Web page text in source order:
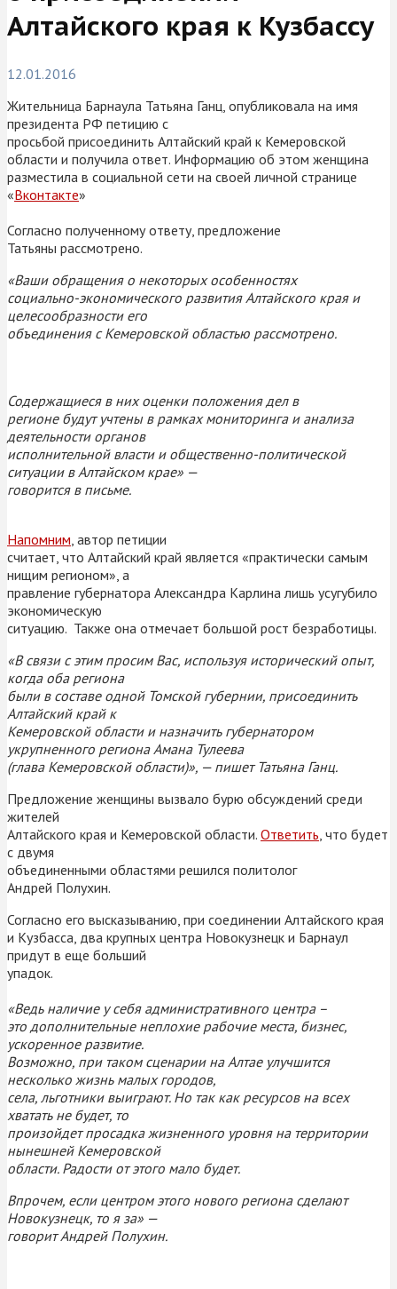
Алтайского края к Кузбассу
12.01.2016
Жительница Барнаула Татьяна Ганц, опубликовала на имя
президента РФ петицию с
просьбой присоединить Алтайский край к Кемеровской
области и получила ответ. Информацию об этом женщина
разместила в социальной сети на своей личной странице
«Вконтакте»
Согласно полученному ответу, предложение
Татьяны рассмотрено.
«Ваши обращения о некоторых особенностях
социально-экономического развития Алтайского края и
целесообразности его
объединения с Кемеровской областью рассмотрено.
Содержащиеся в них оценки положения дел в
регионе будут учтены в рамках мониторинга и анализа
деятельности органов
исполнительной власти и общественно-политической
ситуации в Алтайском крае» —
говорится в письме.
Напомним автор петиции
считает, что Алтайский край является «практически самым
нищим регионом», а
правление губернатора Александра Карлина лишь усугубило
экономическую
ситуацию. Также она отмечает большой рост безработицы.
«В связи с этим просим Вас, используя исторический опыт,
когда оба региона
были в составе одной Томской губернии, присоединить
Алтайский край к
Кемеровской области и назначить губернатором
укрупненного региона Амана Тулеева
(глава Кемеровской области)», — пишет Татьяна Ганц.
Предложение женщины вызвало бурю обсуждений среди
жителей
Алтайского края и Кемеровской области. Ответить , что будет
с двумя
объединенными областями решился политолог
Андрей Полухин.
Согласно его высказыванию, при соединении Алтайского края
и Кузбасса, два крупных центра Новокузнецк и Барнаул
придут в еще больший
упадок.
«Ведь наличие у себя административного центра –
это дополнительные неплохие рабочие места, бизнес,
ускоренное развитие.
Возможно, при таком сценарии на Алтае улучшится
несколько жизнь малых городов,
села, льготники выиграют. Но так как ресурсов на всех
хватать не будет, то
произойдет просадка жизненного уровня на территории
нынешней Кемеровской
области. Радости от этого мало будет.
Впрочем, если центром этого нового региона сделают
Новокузнецк, то я за» —
говорит Андрей Полухин.